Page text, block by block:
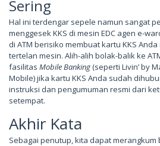
Sering
Hal ini terdengar sepele namun sangat
menggesek KKS di mesin EDC agen e-
di ATM berisiko membuat kartu KKS
tertelan mesin. Alih-alih bolak-balik ke
fasilitas Mobile Banking(seperti Livin’ by
Mobile) jika kartu KKS Anda sudah
instruksi dan pengumuman resmi dari
setempat.
Akhir Kata
Sebagai penutup, kita dapat